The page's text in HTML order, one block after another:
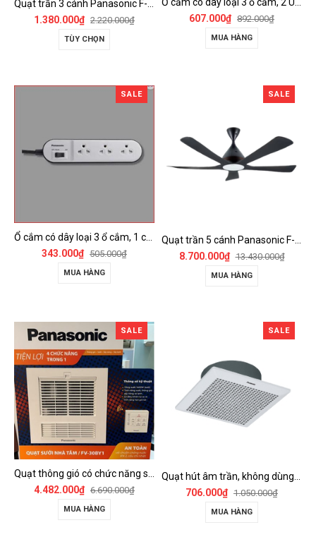
Quạt trần 3 cánh Panasonic F-60FV2
1.380.000₫ 2.220.000₫
TÙY CHỌN
607.000₫ 892.000₫
MUA HÀNG
SALE
343.000₫ 505.000₫
MUA HÀNG
SALE
Quạt trần 5 cánh Panasonic F-60DGN có đèn LED và kết nối Wireless
8.700.000₫ 13.430.000₫
MUA HÀNG
SALE
4.482.000₫ 6.690.000₫
MUA HÀNG
SALE
Quạt hút âm trần, không dùng ống dẫn Panasonic - FV-25TGU6
706.000₫ 1.050.000₫
MUA HÀNG